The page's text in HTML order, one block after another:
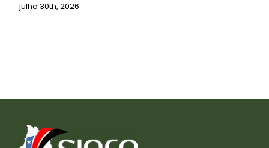
julho 30th, 2026